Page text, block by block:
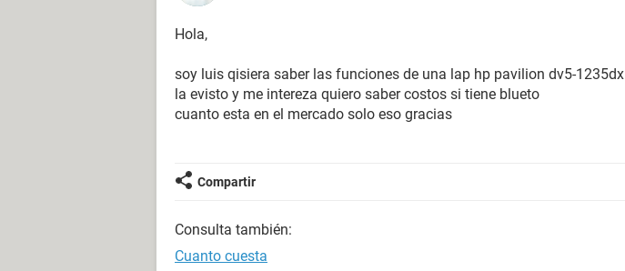
Hola,
soy luis qisiera saber las funciones de una lap hp pavilion dv5-1235dx
la evisto y me intereza quiero saber costos si tiene blueto
cuanto esta en el mercado solo eso gracias
Compartir
Consulta también:
Cuanto cuesta